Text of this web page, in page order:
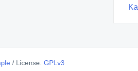
/ License: GPLv3